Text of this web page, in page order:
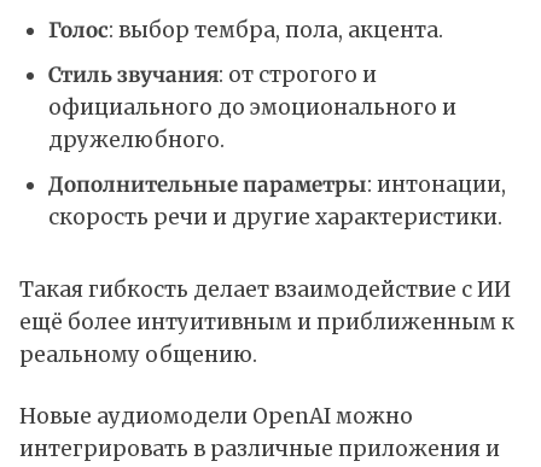
Голос: выбор тембра, пола, акцента.
Стиль звучания: от строгого и
официального до эмоционального и
дружелюбного.
Дополнительные параметры: интонации,
скорость речи и другие характеристики.
Такая гибкость делает взаимодействие с ИИ
ещё более интуитивным и приближенным к
реальному общению.
Новые аудиомодели OpenAI можно
интегрировать в различные приложения и